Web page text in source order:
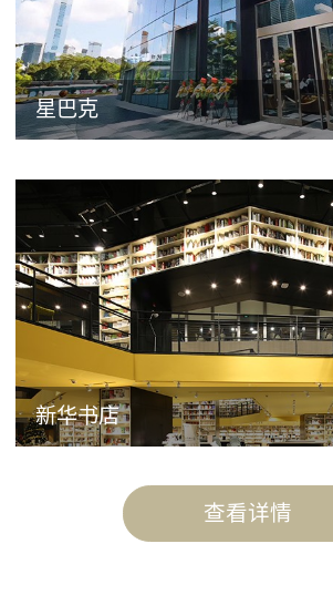
星巴克
新华书店
查看详情